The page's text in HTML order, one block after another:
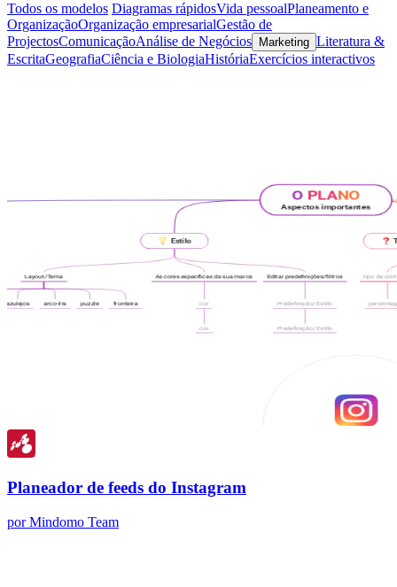
Todos os modelos Diagramas rápidosVida pessoalPlaneamento e
OrganizaçãoOrganização empresarialGestão de
ProjectosComunicaçãoAnálise de Negócios Marketing Literatura &
EscritaGeografiaCiência e BiologiaHistóriaExercícios interactivos
Planeador de feeds do Instagram
por Mindomo Team